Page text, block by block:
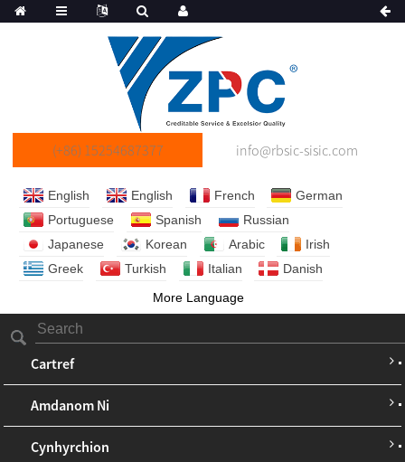
(+86) 15254687377 info@rbsic-sisic.com
English English French
German
Portuguese
Spanish
Russian
Japanese
Korean Arabic
Irish
Greek
Turkish Italian
Danish
More Language
Cartref
Amdanom Ni
Cynhyrchion